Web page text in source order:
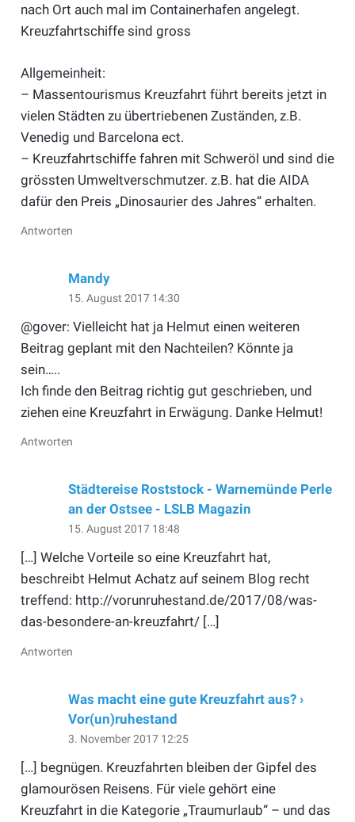
nach Ort auch mal im Containerhafen angelegt.
Kreuzfahrtschiffe sind gross
Allgemeinheit:
– Massentourismus Kreuzfahrt führt bereits jetzt in
vielen Städten zu übertriebenen Zuständen, z.B.
Venedig und Barcelona ect.
– Kreuzfahrtschiffe fahren mit Schweröl und sind die
grössten Umweltverschmutzer. z.B. hat die AIDA
dafür den Preis „Dinosaurier des Jahres“ erhalten.
Antworten
Mandy
15. August 2017 14:30
@gover: Vielleicht hat ja Helmut einen weiteren
Beitrag geplant mit den Nachteilen? Könnte ja
sein…..
Ich finde den Beitrag richtig gut geschrieben, und
ziehen eine Kreuzfahrt in Erwägung. Danke Helmut!
Antworten
Städtereise Roststock - Warnemünde Perle
an der Ostsee - LSLB Magazin
15. August 2017 18:48
[…] Welche Vorteile so eine Kreuzfahrt hat,
beschreibt Helmut Achatz auf seinem Blog recht
treffend: http://vorunruhestand.de/2017/08/was-
das-besondere-an-kreuzfahrt/ […]
Antworten
Was macht eine gute Kreuzfahrt aus? ›
Vor(un)ruhestand
3. November 2017 12:25
[…] begnügen. Kreuzfahrten bleiben der Gipfel des
glamourösen Reisens. Für viele gehört eine
Kreuzfahrt in die Kategorie „Traumurlaub“ – und das